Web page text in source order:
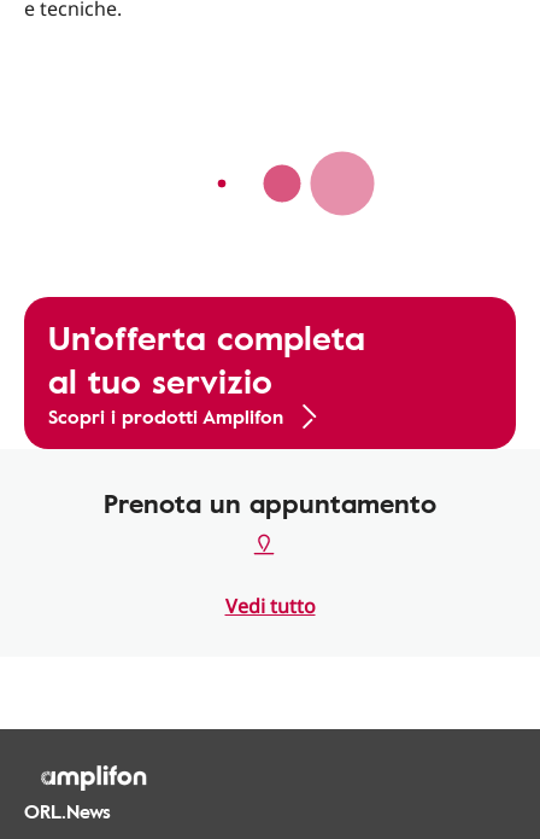
e tecniche.
Un'offerta completa
al tuo servizio
Scopri i prodotti Amplifon
Prenota un appuntamento
Vedi tutto
ORL.News